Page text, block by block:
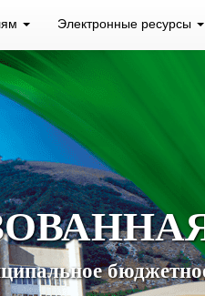
Электронные ресурсы